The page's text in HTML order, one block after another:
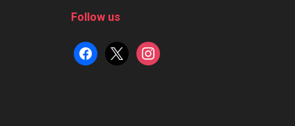
Follow us
facebook
x instagram